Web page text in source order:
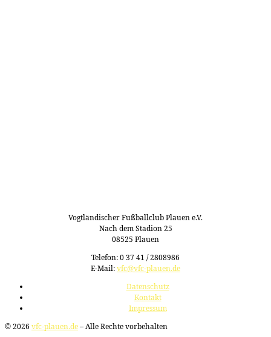
Vogtländischer Fußballclub Plauen e.V.
Nach dem Stadion 25
08525 Plauen
Telefon: 0 37 41 / 2808986
E-Mail:vfc@vfc-plauen.de
Datenschutz
Kontakt
Impressum
© 2026 vfc-plauen.de– Alle Rechte vorbehalten